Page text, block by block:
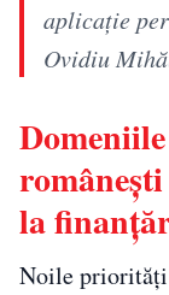
aplicație
Ovidiu
la
Noile